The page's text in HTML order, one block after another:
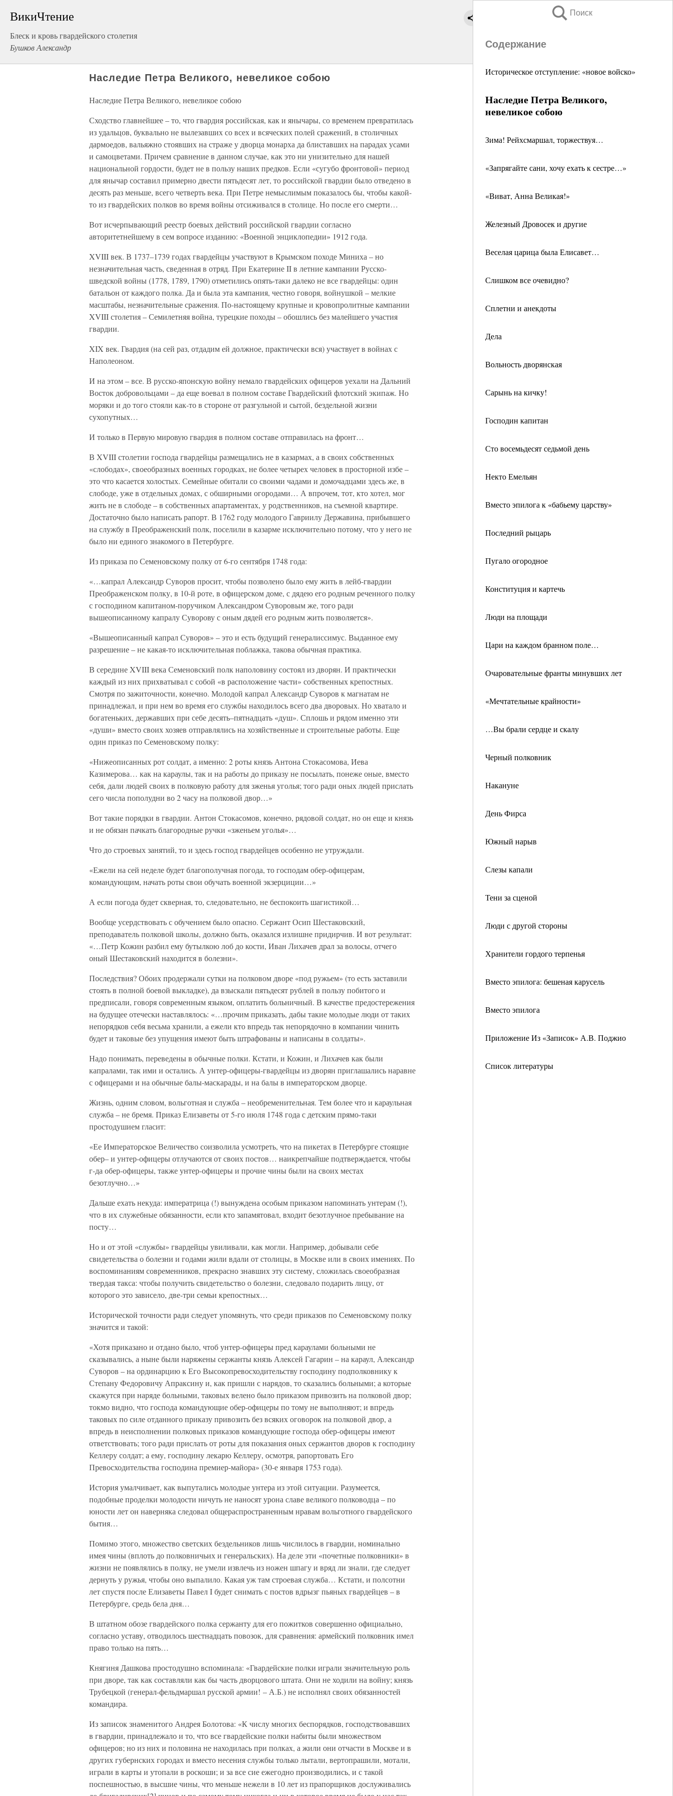
ВикиЧтение
Блеск и кровь гвардейского столетия
Бушков Александр
Поиск
Содержание
Историческое отступление: «новое войско»
Наследие Петра Великого,
невеликое собою
Зима! Рейхсмаршал, торжествуя…
«Запрягайте сани, хочу ехать к сестре…»
«Виват, Анна Великая!»
Железный Дровосек и другие
Веселая царица была Елисавет…
Слишком все очевидно?
Сплетни и анекдоты
Дела
Вольность дворянская
Сарынь на кичку!
Господин капитан
Сто восемьдесят седьмой день
Некто Емельян
Вместо эпилога к «бабьему царству»
Последний рыцарь
Пугало огородное
Конституция и картечь
Люди на площади
Цари на каждом бранном поле…
Очаровательные франты минувших лет
«Мечтательные крайности»
…Вы брали сердце и скалу
Черный полковник
Накануне
День Фирса
Южный нарыв
Слезы капали
Тени за сценой
Люди с другой стороны
Хранители гордого терпенья
Вместо эпилога: бешеная карусель
Вместо эпилога
Приложение Из «Записок» А.В. Поджио
Список литературы
Наследие Петра Великого, невеликое собою
Наследие Петра Великого, невеликое собою
Сходство главнейшее – то, что гвардия российская, как и янычары, со временем превратилась
из удальцов, буквально не вылезавших со всех и всяческих полей сражений, в столичных
дармоедов, вальяжно стоявших на страже у дворца монарха да блиставших на парадах усами
и самоцветами. Причем сравнение в данном случае, как это ни унизительно для нашей
национальной гордости, будет не в пользу наших предков. Если «сугубо фронтовой» период
для янычар составил примерно двести пятьдесят лет, то российской гвардии было отведено в
десять раз меньше, всего четверть века. При Петре немыслимым показалось бы, чтобы какой-
то из гвардейских полков во время войны отсиживался в столице. Но после его смерти…
Вот исчерпывающий реестр боевых действий российской гвардии согласно
авторитетнейшему в сем вопросе изданию: «Военной энциклопедии» 1912 года.
XVIII век. В 1737–1739 годах гвардейцы участвуют в Крымском походе Миниха – но
незначительная часть, сведенная в отряд. При Екатерине II в летние кампании Русско-
шведской войны (1778, 1789, 1790) отметились опять-таки далеко не все гвардейцы: один
батальон от каждого полка. Да и была эта кампания, честно говоря, войнушкой – мелкие
масштабы, незначительные сражения. По-настоящему крупные и кровопролитные кампании
XVIII столетия – Семилетняя война, турецкие походы – обошлись без малейшего участия
гвардии.
XIX век. Гвардия (на сей раз, отдадим ей должное, практически вся) участвует в войнах с
Наполеоном.
И на этом – все. В русско-японскую войну немало гвардейских офицеров уехали на Дальний
Восток добровольцами – да еще воевал в полном составе Гвардейский флотский экипаж. Но
моряки и до того стояли как-то в стороне от разгульной и сытой, бездельной жизни
сухопутных…
И только в Первую мировую гвардия в полном составе отправилась на фронт…
В XVIII столетии господа гвардейцы размещались не в казармах, а в своих собственных
«слободах», своеобразных военных городках, не более четырех человек в просторной избе –
это что касается холостых. Семейные обитали со своими чадами и домочадцами здесь же, в
слободе, уже в отдельных домах, с обширными огородами… А впрочем, тот, кто хотел, мог
жить не в слободе – в собственных апартаментах, у родственников, на съемной квартире.
Достаточно было написать рапорт. В 1762 году молодого Гавриилу Державина, прибывшего
на службу в Преображенский полк, поселили в казарме исключительно потому, что у него не
было ни единого знакомого в Петербурге.
Из приказа по Семеновскому полку от 6-го сентября 1748 года:
«…капрал Александр Суворов просит, чтобы позволено было ему жить в лейб-гвардии
Преображенском полку, в 10-й роте, в офицерском доме, с дядею его родным реченного полку
с господином капитаном-поручиком Александром Суворовым же, того ради
вышеописанному капралу Суворову с оным дядей его родным жить позволяется».
«Вышеописанный капрал Суворов» – это и есть будущий генералиссимус. Выданное ему
разрешение – не какая-то исключительная поблажка, такова обычная практика.
В середине XVIII века Семеновский полк наполовину состоял из дворян. И практически
каждый из них прихватывал с собой «в расположение части» собственных крепостных.
Смотря по зажиточности, конечно. Молодой капрал Александр Суворов к магнатам не
принадлежал, и при нем во время его службы находилось всего два дворовых. Но хватало и
богатеньких, державших при себе десять–пятнадцать «душ». Сплошь и рядом именно эти
«души» вместо своих хозяев отправлялись на хозяйственные и строительные работы. Еще
один приказ по Семеновскому полку:
«Нижеописанных рот солдат, а именно: 2 роты князь Антона Стокасомова, Иева
Казимерова… как на караулы, так и на работы до приказу не посылать, понеже оные, вместо
себя, дали людей своих в полковую работу для зженья уголья; того ради оных людей прислать
сего числа пополудни во 2 часу на полковой двор…»
Вот такие порядки в гвардии. Антон Стокасомов, конечно, рядовой солдат, но он еще и князь
и не обязан пачкать благородные ручки «зженьем уголья»…
Что до строевых занятий, то и здесь господ гвардейцев особенно не утруждали.
«Ежели на сей неделе будет благополучная погода, то господам обер-офицерам,
командующим, начать роты свои обучать военной экзерциции…»
А если погода будет скверная, то, следовательно, не беспокоить шагистикой…
Вообще усердствовать с обучением было опасно. Сержант Осип Шестаковский,
преподаватель полковой школы, должно быть, оказался излишне придирчив. И вот результат:
«…Петр Кожин разбил ему бутылкою лоб до кости, Иван Лихачев драл за волосы, отчего
оный Шестаковский находится в болезни».
Последствия? Обоих продержали сутки на полковом дворе «под ружьем» (то есть заставили
стоять в полной боевой выкладке), да взыскали пятьдесят рублей в пользу побитого и
предписали, говоря современным языком, оплатить больничный. В качестве предостережения
на будущее отечески наставлялось: «…прочим приказать, дабы такие молодые люди от таких
непорядков себя весьма хранили, а ежели кто впредь так непорядочно в компании чинить
будет и таковые без упущения имеют быть штрафованы и написаны в солдаты».
Надо понимать, переведены в обычные полки. Кстати, и Кожин, и Лихачев как были
капралами, так ими и остались. А унтер-офицеры-гвардейцы из дворян приглашались наравне
с офицерами и на обычные балы-маскарады, и на балы в императорском дворце.
Жизнь, одним словом, вольготная и служба – необременительная. Тем более что и караульная
служба – не бремя. Приказ Елизаветы от 5-го июля 1748 года с детским прямо-таки
простодушием гласит:
«Ее Императорское Величество соизволила усмотреть, что на пикетах в Петербурге стоящие
обер– и унтер-офицеры отлучаются от своих постов… наикрепчайше подтверждается, чтобы
г-да обер-офицеры, также унтер-офицеры и прочие чины были на своих местах
безотлучно…»
Дальше ехать некуда: императрица (!) вынуждена особым приказом напоминать унтерам (!),
что в их служебные обязанности, если кто запамятовал, входит безотлучное пребывание на
посту…
Но и от этой «службы» гвардейцы увиливали, как могли. Например, добывали себе
свидетельства о болезни и годами жили вдали от столицы, в Москве или в своих имениях. По
воспоминаниям современников, прекрасно знавших эту систему, сложилась своеобразная
твердая такса: чтобы получить свидетельство о болезни, следовало подарить лицу, от
которого это зависело, две-три семьи крепостных…
Исторической точности ради следует упомянуть, что среди приказов по Семеновскому полку
значится и такой:
«Хотя приказано и отдано было, чтоб унтер-офицеры пред караулами больными не
сказывались, а ныне были наряжены сержанты князь Алексей Гагарин – на караул, Александр
Суворов – на ординарцию к Его Высокопревосходительству господину подполковнику к
Степану Федоровичу Апраксину и, как пришли с нарядов, то сказались больными; а которые
скажутся при наряде больными, таковых велено было приказом привозить на полковой двор;
токмо видно, что господа командующие обер-офицеры по тому не выполняют; и впредь
таковых по силе отданного приказу привозить без всяких оговорок на полковой двор, а
впредь в неисполнении полковых приказов командующие господа обер-офицеры имеют
ответствовать; того ради прислать от роты для показания оных сержантов дворов к господину
Келлеру солдат; а ему, господину лекарю Келлеру, осмотря, рапортовать Его
Превосходительства господина премиер-майора» (30-е января 1753 года).
История умалчивает, как выпутались молодые унтера из этой ситуации. Разумеется,
подобные проделки молодости ничуть не наносят урона славе великого полководца – по
юности лет он наверняка следовал общераспространенным нравам вольготного гвардейского
бытия…
Помимо этого, множество светских бездельников лишь числилось в гвардии, номинально
имея чины (вплоть до полковничьих и генеральских). На деле эти «почетные полковники» в
жизни не появлялись в полку, не умели извлечь из ножен шпагу и вряд ли знали, где следует
дернуть у ружья, чтобы оно выпалило. Какая уж там строевая служба… Кстати, и полсотни
лет спустя после Елизаветы Павел I будет снимать с постов вдрызг пьяных гвардейцев – в
Петербурге, средь бела дня…
В штатном обозе гвардейского полка сержанту для его пожитков совершенно официально,
согласно уставу, отводилось шестнадцать повозок, для сравнения: армейский полковник имел
право только на пять…
Княгиня Дашкова простодушно вспоминала: «Гвардейские полки играли значительную роль
при дворе, так как составляли как бы часть дворцового штата. Они не ходили на войну; князь
Трубецкой (генерал-фельдмаршал русской армии! – А.Б.) не исполнял своих обязанностей
командира.
Из записок знаменитого Андрея Болотова: «К числу многих беспорядков, господствовавших
в гвардии, принадлежало и то, что все гвардейские полки набиты были множеством
офицеров; но из них и половина не находилась при полках, а жили они отчасти в Москве и в
других губернских городах и вместо несения службы только лытали, вертопрашили, мотали,
играли в карты и утопали в роскоши; и за все сие ежегодно производились, и с такой
поспешностью, в высшие чины, что меньше нежели в 10 лет из прапорщиков дослуживались